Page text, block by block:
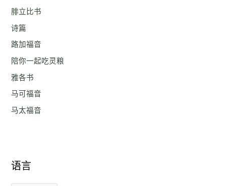
腓立比书
诗篇
路加福音
陪你一起吃灵粮
雅各书
马可福音
马太福音
语言